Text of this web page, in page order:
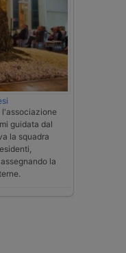
l'associazione
guidata dal
la squadra
la